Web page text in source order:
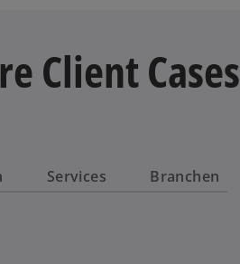
Client Cases
Services Branchen